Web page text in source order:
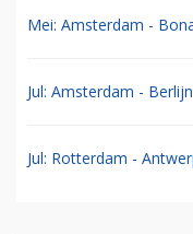
Mei: Amsterdam -
Jul: Amsterdam -
Jul: Rotterdam -